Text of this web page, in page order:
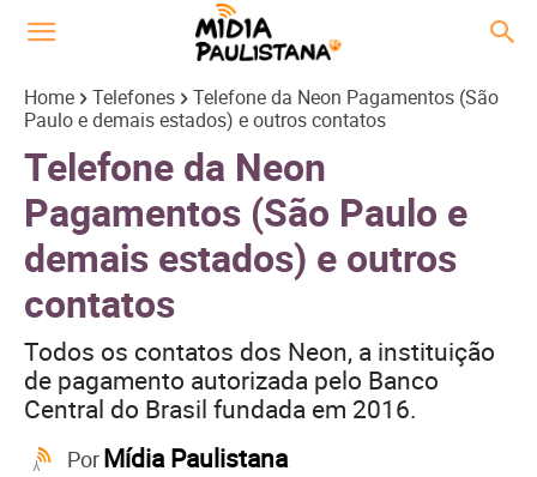
Home Telefones
Telefone da Neon Pagamentos (São
Paulo e demais estados) e outros contatos
Telefone da Neon
Pagamentos (São Paulo e
demais estados) e outros
contatos
Todos os contatos dos Neon, a instituição
de pagamento autorizada pelo Banco
Central do Brasil fundada em 2016.
PorMídia Paulistana